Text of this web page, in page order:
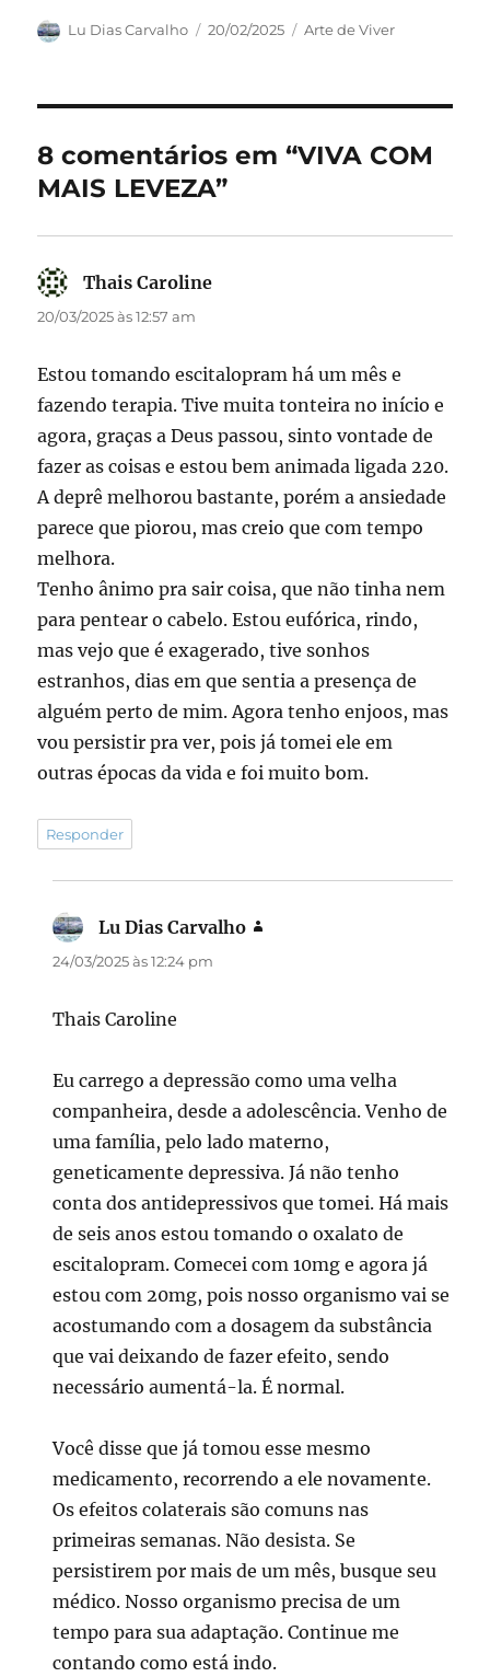
c
b
o
o
k
st
d
o
n
ai a
Autor
Lu Dias Carvalho
Publicado
20/02/2025 Categorias
Arte de Viver
8 comentários em “VIVA COM
MAIS LEVEZA”
Thais Caroline
20/03/2025 às 12:57 am
Estou tomando escitalopram há um mês e
fazendo terapia. Tive muita tonteira no início e
agora, graças a Deus passou, sinto vontade de
fazer as coisas e estou bem animada ligada 220.
A deprê melhorou bastante, porém a ansiedade
parece que piorou, mas creio que com tempo
melhora.
Tenho ânimo pra sair coisa, que não tinha nem
para pentear o cabelo. Estou eufórica, rindo,
mas vejo que é exagerado, tive sonhos
estranhos, dias em que sentia a presença de
alguém perto de mim. Agora tenho enjoos, mas
vou persistir pra ver, pois já tomei ele em
outras épocas da vida e foi muito bom.
Responder
Lu Dias Carvalho
24/03/2025 às 12:24 pm
Thais Caroline
Eu carrego a depressão como uma velha
companheira, desde a adolescência. Venho de
uma família, pelo lado materno,
geneticamente depressiva. Já não tenho
conta dos antidepressivos que tomei. Há mais
de seis anos estou tomando o oxalato de
escitalopram. Comecei com 10mg e agora já
estou com 20mg, pois nosso organismo vai se
acostumando com a dosagem da substância
que vai deixando de fazer efeito, sendo
necessário aumentá-la. É normal.
Você disse que já tomou esse mesmo
medicamento, recorrendo a ele novamente.
Os efeitos colaterais são comuns nas
primeiras semanas. Não desista. Se
persistirem por mais de um mês, busque seu
médico. Nosso organismo precisa de um
tempo para sua adaptação. Continue me
contando como está indo.